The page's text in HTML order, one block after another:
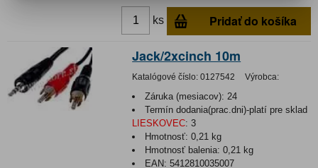
ks Pridať do košíka
Jack/2xcinch 10m
Katalógové číslo: 0127542 Výrobca:
Záruka (mesiacov): 24
Termín dodania(prac.dni)-platí pre sklad
LIESKOVEC: 3
Hmotnosť:0,21 kg
Hmotnosť balenia:0,21 kg
EAN:5412810035007